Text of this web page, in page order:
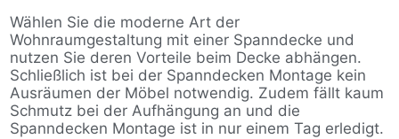
Wählen Sie die moderne Art der
Wohnraumgestaltung mit einer Spanndecke und
nutzen Sie deren Vorteile beim Decke abhängen.
Schließlich ist bei der Spanndecken Montage kein
Ausräumen der Möbel notwendig. Zudem fällt kaum
Schmutz bei der Aufhängung an und die
Spanndecken Montage ist in nur einem Tag erledigt.